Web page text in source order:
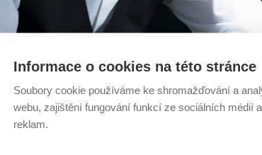
Informace o cookies na této stránce
Soubory cookie používáme ke shromažďování a
webu, zajištění fungování funkcí ze sociálních médií
reklam.